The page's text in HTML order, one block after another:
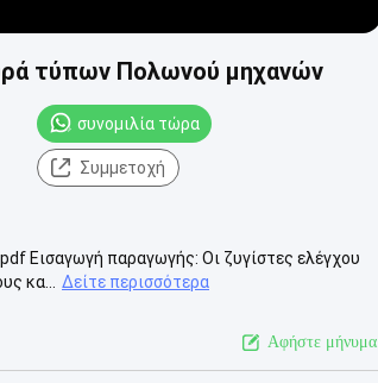
τύπων Πολωνού μηχανών
συνομιλία τώρα
Συμμετοχή
Εισαγωγή παραγωγής: Οι ζυγίστες ελέγχου
κα...
Δείτε περισσότερα
Αφήστε μήνυμα.